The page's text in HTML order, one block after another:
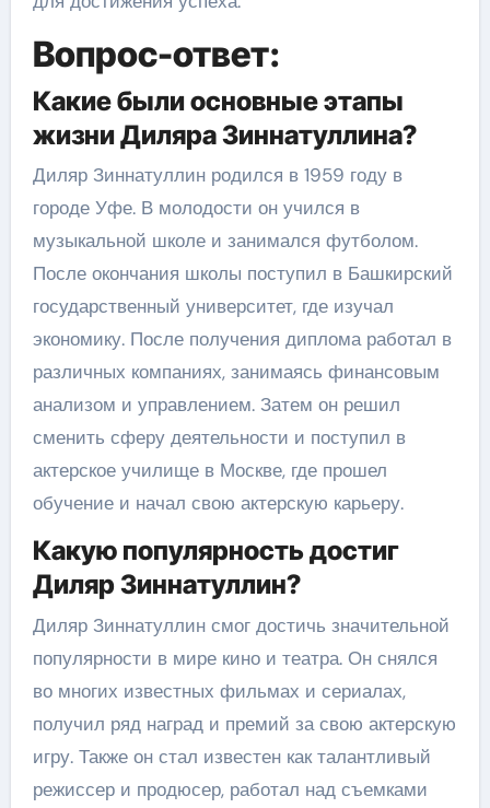
Вопрос-ответ:
Какие были основные этапы
жизни Диляра Зиннатуллина?
Диляр Зиннатуллин родился в 1959 году в
городе Уфе. В молодости он учился в
музыкальной школе и занимался футболом.
После окончания школы поступил в Башкирский
государственный университет, где изучал
экономику. После получения диплома работал в
различных компаниях, занимаясь финансовым
анализом и управлением. Затем он решил
сменить сферу деятельности и поступил в
актерское училище в Москве, где прошел
обучение и начал свою актерскую карьеру.
Какую популярность достиг
Диляр Зиннатуллин?
Диляр Зиннатуллин смог достичь значительной
популярности в мире кино и театра. Он снялся
во многих известных фильмах и сериалах,
получил ряд наград и премий за свою актерскую
игру. Также он стал известен как талантливый
режиссер и продюсер, работал над съемками